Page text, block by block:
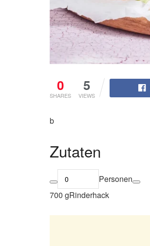
0
SHARES
5
VIEWS
b
Zutaten
Personen
700 gRinderhack